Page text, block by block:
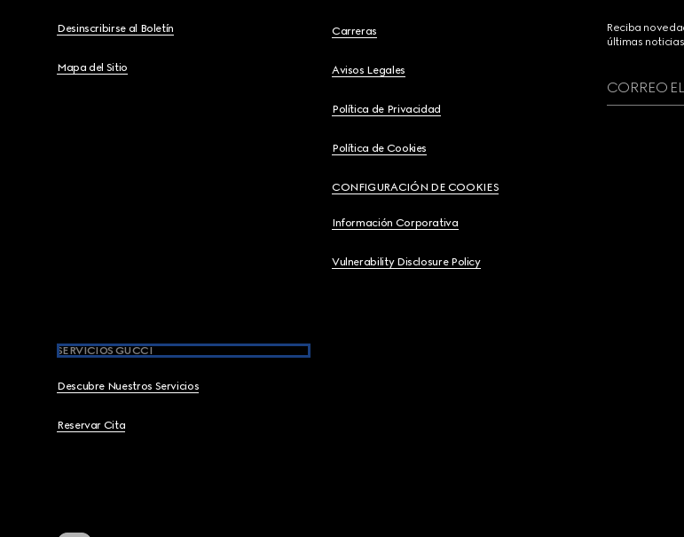
Desinscribirse al Boletín
Mapa del Sitio
Carreras
Avisos Legales
Política de Privacidad
Política de Cookies
CONFIGURACIÓN DE COOKIES
Información Corporativa
Vulnerability Disclosure Policy
SERVICIOS GUCCI
Descubre Nuestros Servicios
Reservar Cita
Reciba
últimas
CORREO